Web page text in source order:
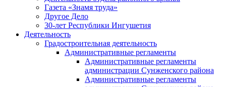
Газета «Знамя труда»
Другое Дело
30-лет Республики Ингушетия
Деятельность
Градостроительная деятельность
Административные регламенты
Административные регламенты
администрации Сунженского района
Административные регламенты